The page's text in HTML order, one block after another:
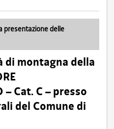
presentazione delle
di montagna della
Cat. C – presso
del Comune di